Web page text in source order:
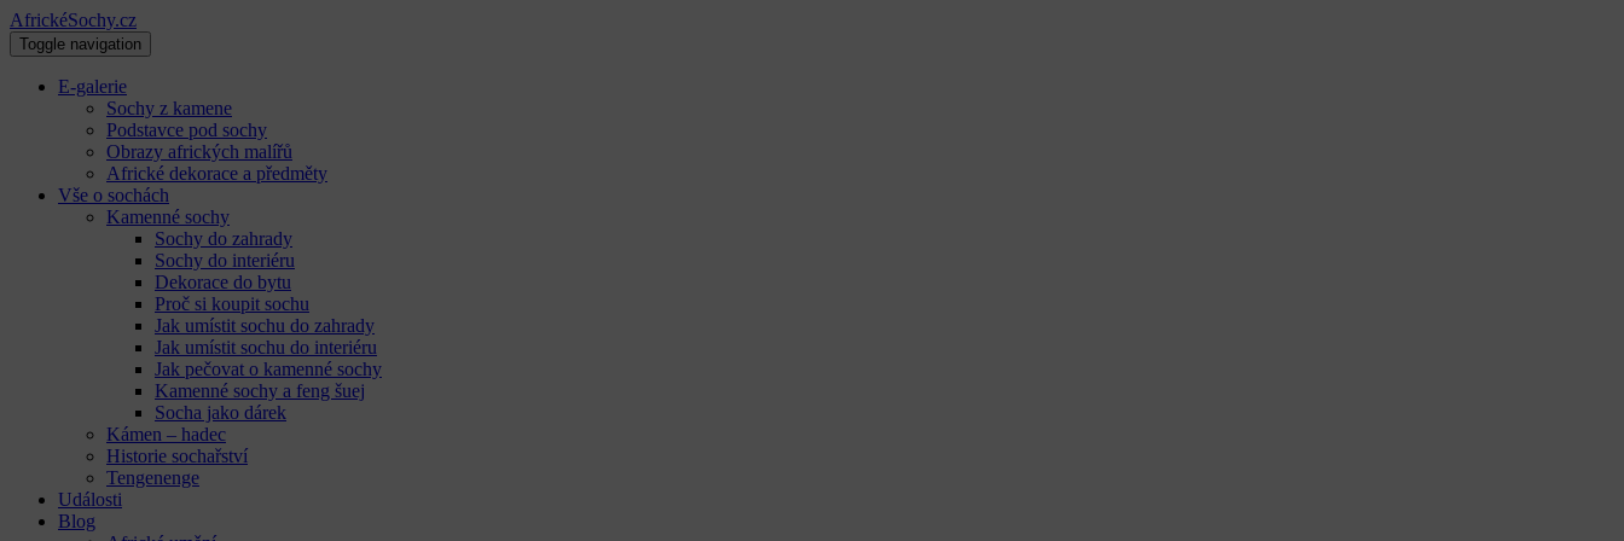
AfrickéSochy.cz
Toggle navigation
E-galerie
Sochy z kamene
Podstavce pod sochy
Obrazy afrických malířů
Africké dekorace a předměty
Vše o sochách
Kamenné sochy
Sochy do zahrady
Sochy do interiéru
Dekorace do bytu
Proč si koupit sochu
Jak umístit sochu do zahrady
Jak umístit sochu do interiéru
Jak pečovat o kamenné sochy
Kamenné sochy a feng šuej
Socha jako dárek
Kámen – hadec
Historie sochařství
Tengenenge
Události
Blog